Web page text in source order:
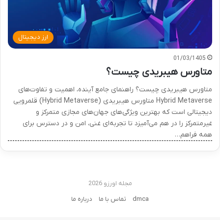
ارز دیجیتال
01/03/1405
متاورس هیبریدی چیست؟
متاورس هیبریدی چیست؟ راهنمای جامع آینده، اهمیت و تفاوت‌های
Hybrid Metaverse متاورس هیبریدی (Hybrid Metaverse) قلمرویی
دیجیتالی است که بهترین ویژگی‌های جهان‌های مجازی متمرکز و
غیرمتمرکز را در هم می‌آمیزد تا تجربه‌ای غنی، امن و در دسترس برای
همه فراهم…
مجله اورزو 2026
dmca
تماس با ما درباره ما